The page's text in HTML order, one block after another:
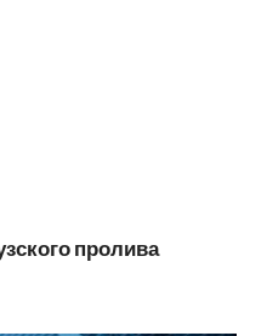
пролива